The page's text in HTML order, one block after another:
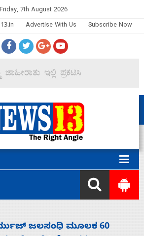
Friday, 7th August 2026
Advertise With Us Subscribe Now
ಕೊಡದಿದ್ದರೆ ಸದನ ನಡೆಸಲು